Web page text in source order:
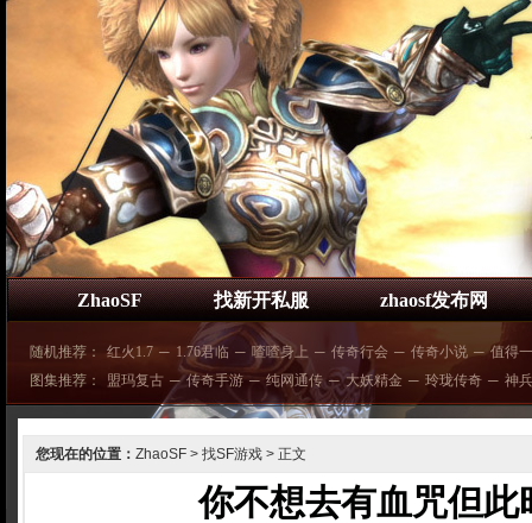
ZhaoSF 找新开私服 zhaosf发布网
随机推荐： 红火1.7 ─ 1.76君临 ─ 喳喳身上 ─ 传奇行会 ─ 传奇小说 ─ 值得
图集推荐：
盟玛复古 ─ 传奇手游 ─ 纯网通传 ─ 大妖精金 ─ 玲珑传奇 ─ 神
您现在的位置： ZhaoSF > 找SF游戏 > 正文
你不想去有血咒但此